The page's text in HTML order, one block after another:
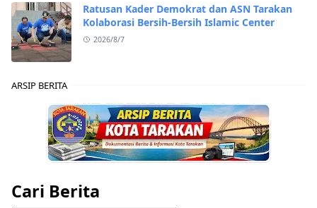
Ratusan Kader Demokrat dan ASN Tarakan
Kolaborasi Bersih-Bersih Islamic Center
2026/8/7
ARSIP BERITA
Cari Berita